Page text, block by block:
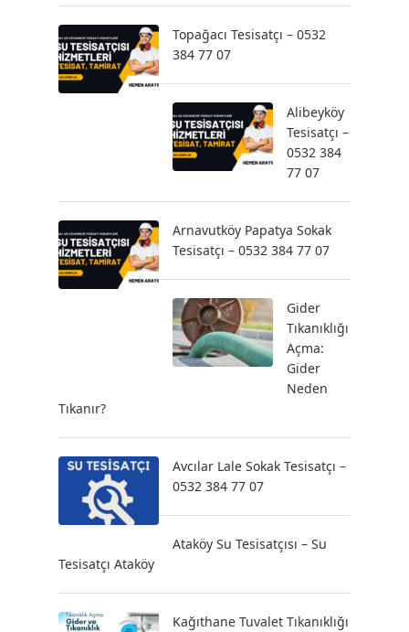
Topağacı Tesisatçı – 0532
384 77 07
Alibeyköy
Tesisatçı –
0532 384
77 07
Arnavutköy Papatya Sokak
Tesisatçı – 0532 384 77 07
Gider
Tıkanıklığı
Açma:
Gider
Neden
Tıkanır?
Avcılar Lale Sokak Tesisatçı –
0532 384 77 07
Ataköy Su Tesisatçısı – Su
Tesisatçı Ataköy
Kağıthane Tuvalet Tıkanıklığı